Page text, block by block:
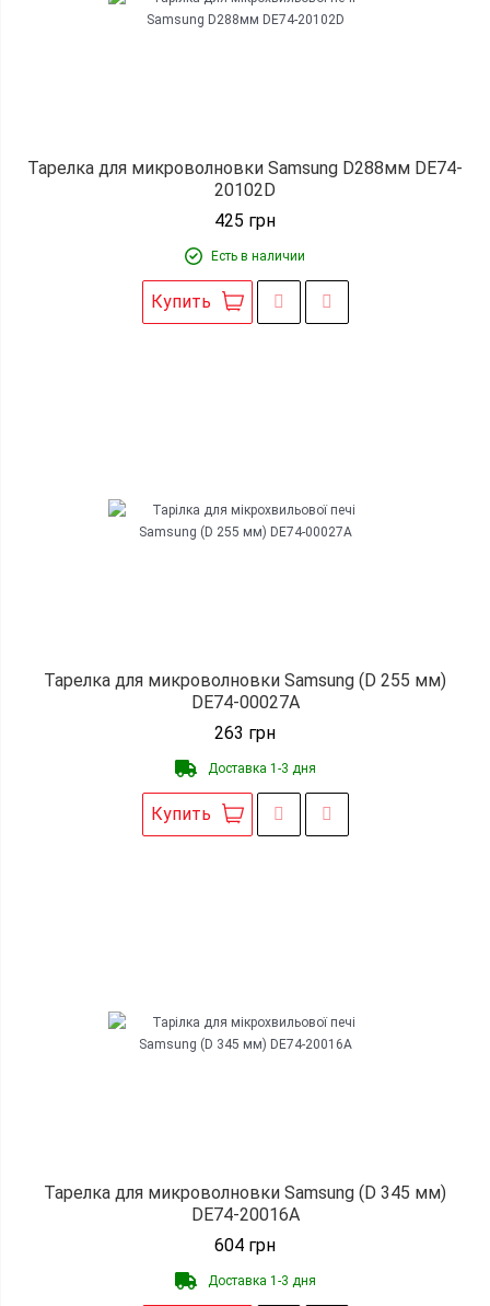
Тарелка для микроволновки Samsung D288мм DE74-
20102D
425 грн
Есть в наличии
Купить
Тарелка для микроволновки Samsung (D 255 мм)
DE74-00027A
263 грн
Доставка 1-3 дня
Купить
Тарелка для микроволновки Samsung (D 345 мм)
DE74-20016A
604 грн
Доставка 1-3 дня